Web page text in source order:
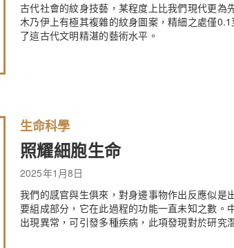
古代社會的紋身技藝，某程度上比我們現代更
木乃伊上有極其複雜的紋身圖案，精細之處僅
了這古代文明精湛的藝術水平。
生命科學
照耀細胞生命
2025年1月8日
我們的感官與生俱來，對身邊事物作出反應似
要組成部分，它在此過程的功能一直未知之數。
出現異常，可引發多種疾病，此項發現對於研究